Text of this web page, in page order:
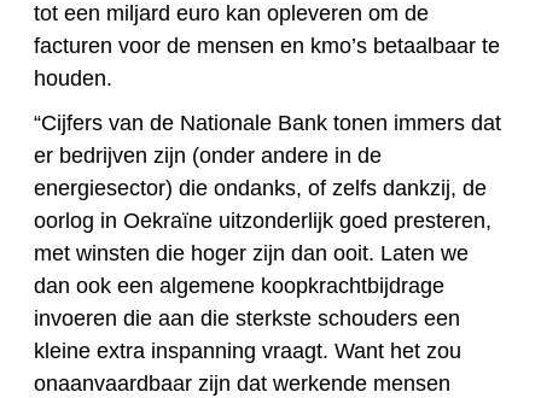
tot een miljard euro kan opleveren om de
facturen voor de mensen en kmo’s betaalbaar te
houden.
“Cijfers van de Nationale Bank tonen immers dat
er bedrijven zijn (onder andere in de
energiesector) die ondanks, of zelfs dankzij, de
oorlog in Oekraïne uitzonderlijk goed presteren,
met winsten die hoger zijn dan ooit. Laten we
dan ook een algemene koopkrachtbijdrage
invoeren die aan die sterkste schouders een
kleine extra inspanning vraagt. Want het zou
onaanvaardbaar zijn dat werkende mensen